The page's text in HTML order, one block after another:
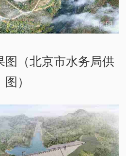
图（北京市水务局供
图）